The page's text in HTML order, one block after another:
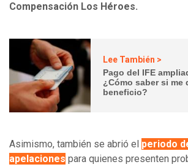
Compensación Los Héroes.
Lee También >
Pago del IFE
¿Cómo saber si me
beneficio?
Asimismo, también se abrió el periodo
apelaciones para quienes presenten